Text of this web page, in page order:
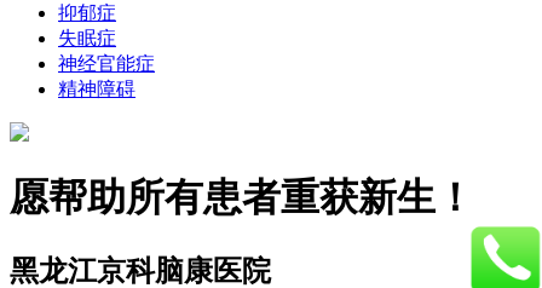
抑郁症
失眠症
神经官能症
精神障碍
愿帮助所有患者重获新生！
黑龙江京科脑康医院